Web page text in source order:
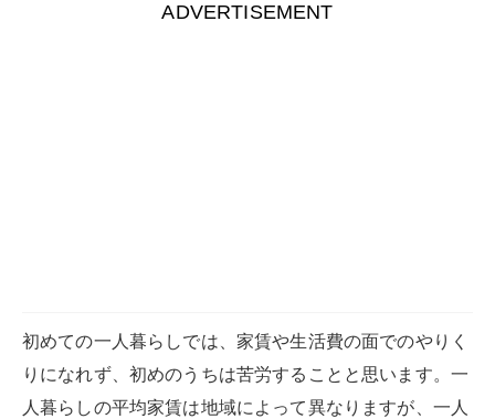
ADVERTISEMENT
初めての一人暮らしでは、家賃や生活費の面でのやりく
りになれず、初めのうちは苦労することと思います。一
人暮らしの平均家賃は地域によって異なりますが、一人